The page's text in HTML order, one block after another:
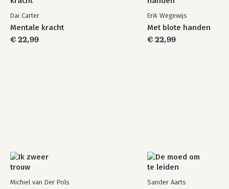
Dai Carter
Mentale kracht
€ 22,99
Erik Wegewijs
Met blote handen
€ 22,99
Michiel van Der Pols Sander Aarts